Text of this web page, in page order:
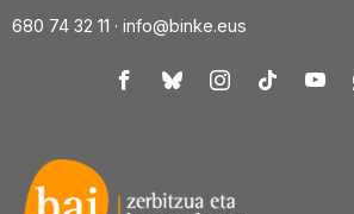
680 74 32 11 · info@binke.eus